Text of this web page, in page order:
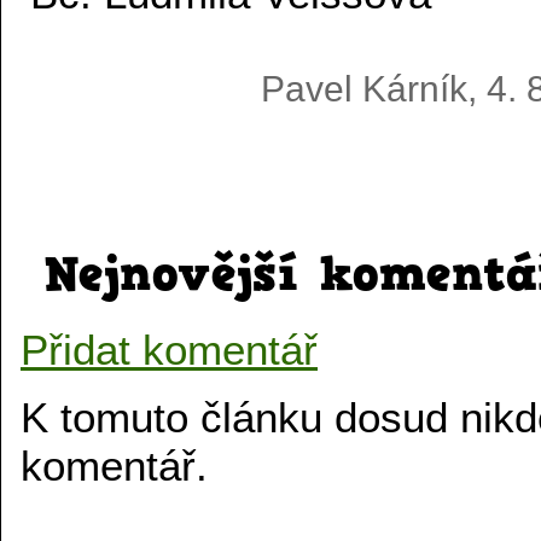
Pavel Kárník, 4.
Nejnovější
Přidat komentář
K tomuto článku dosud
komentář.